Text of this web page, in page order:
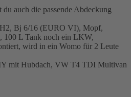
du auch die passende Abdeckung
Bj 6/16 (EURO VI), Mopf,
L Tank noch ein LKW,
wird in ein Womo für 2 Leute
mit Hubdach, VW T4 TDI Multivan